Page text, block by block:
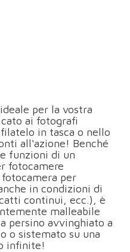
per la vostra
ai fotografi
in tasca o nello
all'azione! Benché
funzioni di un
fotocamere
per
in condizioni di
continui, ecc.), è
malleabile
persino avvinghiato a
o sistemato su una
infinite!